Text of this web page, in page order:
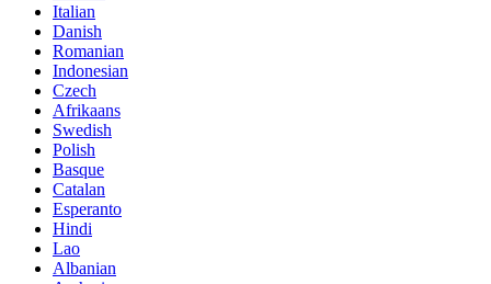
Italian
Danish
Romanian
Indonesian
Czech
Afrikaans
Swedish
Polish
Basque
Catalan
Esperanto
Hindi
Lao
Albanian